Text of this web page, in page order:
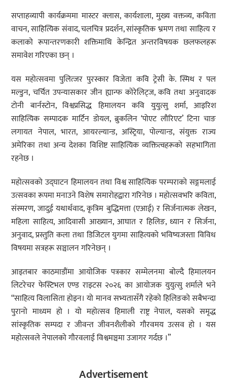
सप्ताहव्यापी कार्यक्रममा मास्टर क्लास, कार्यशाला, मुख्य वक्तव्य, कविता
वाचन, साहित्यिक संवाद, चलचित्र प्रदर्शन, सांस्कृतिक भ्रमण तथा साहित्य र
कलाको रूपान्तरणकारी शक्तिमाथि केन्द्रित अन्तरविषयक छलफलहरू
समावेश गरिएका छन् ।
यस महोत्सवमा पुलित्जर पुरस्कार विजेता कवि ट्रेसी के. स्मिथ र पल
मल्डुन, चर्चित उपन्यासकार जीन ह्यान्फ कोरेलिट्ज, कवि तथा अनुवादक
टोनी बार्नस्टोन, विश्वप्रसिद्ध हिमालयन कवि युयुत्सु शर्मा, आइरिश
साहित्यिक सम्पादक मार्टिन डोयल, ब्रुकलिन ‘पोएट लौरिएट’ टिना चाङ
लगायत नेपाल, भारत, आयरल्यान्ड, अस्ट्रिया, पोल्यान्ड, संयुक्त राज्य
अमेरिका तथा अन्य देशका विशिष्ट साहित्यिक व्यक्तित्वहरूको सहभागिता
रहनेछ ।
महोत्सवको उद्घाटन हिमालयन तथा विश्व साहित्यिक परम्पराको सङ्गमलाई
उत्सवका रूपमा मनाउने विशेष समारोहद्वारा गरिनेछ । महोत्सवभरि कविता,
संस्मरण, जादुई यथार्थवाद, कृत्रिम बुद्धिमत्ता (एआई) र सिर्जनात्मक लेखन,
महिला साहित्य, आदिवासी आख्यान, आघात र हिलिङ, ध्यान र सिर्जना,
अनुवाद, प्रस्तुति कला तथा डिजिटल युगमा साहित्यको भविष्यजस्ता विविध
विषयमा सत्रहरू सञ्चालन गरिनेछन् ।
आइतबार काठमाडौंमा आयोजिक पत्रकार सम्मेलनमा बोल्दै हिमालयन
लिटरेचर फेस्टिभल एण्ड राइटस २०२६ का आयोजक युयुत्सु शर्माले भने
“साहित्य विलासिता होइन। यो मानव सभ्यतासँगै रहेको हिलिङको सबैभन्दा
पुरानो माध्यम हो । यो महोत्सव हिमाली राष्ट्र नेपाल, यसको समृद्ध
सांस्कृतिक सम्पदा र जीवन्त जीवनशैलीको गौरवमय उत्सव हो । यस
महोत्सवले नेपालको गौरवलाई विश्वमञ्चमा उजागर गर्दछ ।”
Advertisement